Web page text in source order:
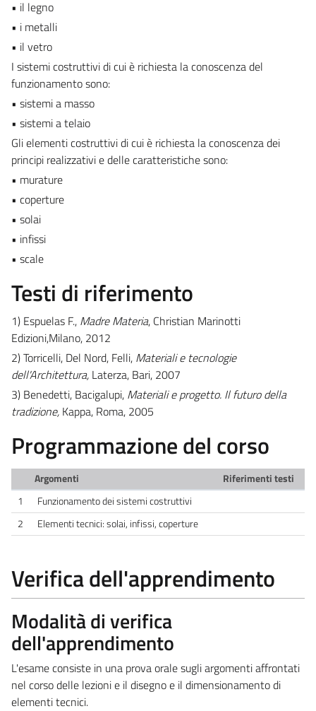
• il legno
• i metalli
• il vetro
I sistemi costruttivi di cui è richiesta la conoscenza del
funzionamento sono:
• sistemi a masso
• sistemi a telaio
Gli elementi costruttivi di cui è richiesta la conoscenza dei
principi realizzativi e delle caratteristiche sono:
• murature
• coperture
• solai
• infissi
• scale
Testi di riferimento
1) Espuelas F., Madre Materia, Christian Marinotti
Edizioni,Milano, 2012
2) Torricelli, Del Nord, Felli, Materiali e tecnologie
dell'Architettura, Laterza, Bari, 2007
3) Benedetti, Bacigalupi, Materiali e progetto. Il futuro della
tradizione, Kappa, Roma, 2005
Programmazione del corso
Argomenti
Riferimenti testi
1
Funzionamento dei sistemi costruttivi
2
Elementi tecnici: solai, infissi, coperture
Verifica dell'apprendimento
Modalità di verifica
dell'apprendimento
L'esame consiste in una prova orale sugli argomenti affrontati
nel corso delle lezioni e il disegno e il dimensionamento di
elementi tecnici.